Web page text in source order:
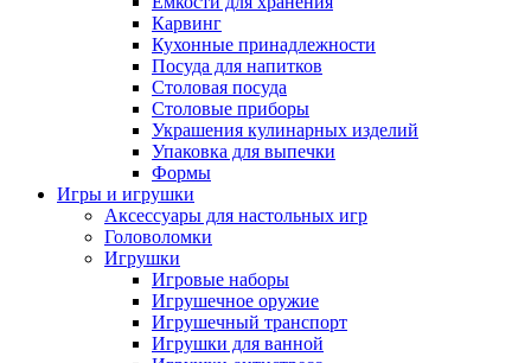
Карвинг
Кухонные принадлежности
Посуда для напитков
Столовая посуда
Столовые приборы
Украшения кулинарных изделий
Упаковка для выпечки
Формы
Игры и игрушки
Аксессуары для настольных игр
Головоломки
Игрушки
Игровые наборы
Игрушечное оружие
Игрушечный транспорт
Игрушки для ванной